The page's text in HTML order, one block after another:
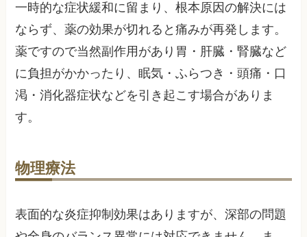
一時的な症状緩和に留まり、根本原因の解決には
ならず、薬の効果が切れると痛みが再発します。
薬ですので当然副作用があり胃・肝臓・腎臓など
に負担がかかったり、眠気・ふらつき・頭痛・口
渇・消化器症状などを引き起こす場合がありま
す。
物理療法
表面的な炎症抑制効果はありますが、深部の問題